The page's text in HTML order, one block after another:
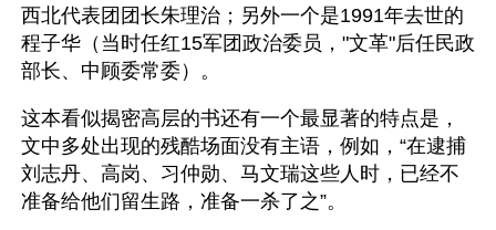
西北代表团团长朱理治；另外一个是1991年去世的
程子华（当时任红15军团政治委员，"文革"后任民政
部长、中顾委常委）。
这本看似揭密高层的书还有一个最显著的特点是，
文中多处出现的残酷场面没有主语，例如，“在逮捕
刘志丹、高岗、习仲勋、马文瑞这些人时，已经不
准备给他们留生路，准备一杀了之”。